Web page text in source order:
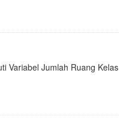
Variabel Jumlah Ruang Kelas